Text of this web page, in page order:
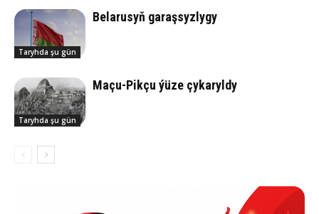
Taryhda şu gün
Belarusyň garaşsyzlygy
Taryhda şu gün
Ma­çu-Pik­çu ýü­ze çy­ka­ryl­dy